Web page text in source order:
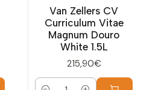
Van Zellers CV
Curriculum Vitae
Magnum Douro
White 1.5L
215,90€